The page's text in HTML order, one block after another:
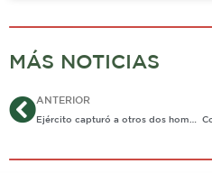
MÁS NOTICIAS
AntANTERIOR
Ejército capturó a otros dos hombres por homicidio de menor en Vichada